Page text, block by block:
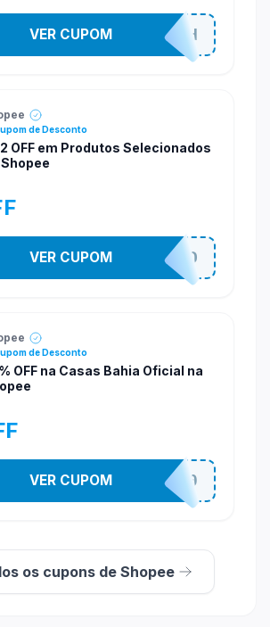
VNOXHEDSH
VER CUPOM
de Desconto
OFF em Produtos Selecionados
VNOXVHJFD
VER CUPOM
de Desconto
OFF na Casas Bahia Oficial na
CASATEL30
VER CUPOM
os cupons de Shopee